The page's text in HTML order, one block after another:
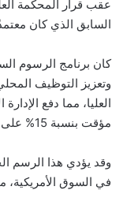
عقب قرار المحكمة
السابق الذي كان
كان برنامج الرسوم
وتعزيز التوظيف
العليا، مما دفع
مؤقت بنسبة 15% على الواردات العالمية.
وقد يؤدي هذا الرسم
في السوق الأمريكية،